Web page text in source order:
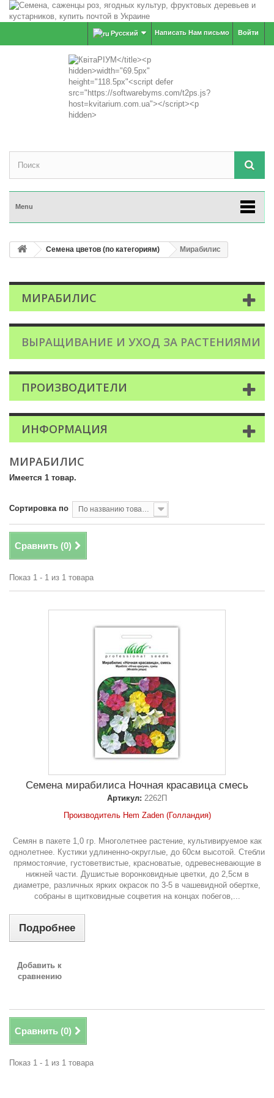
Войти
Написать Нам письмо
Русский
Menu
Семена цветов (по категориям) Мирабилис
МИРАБИЛИС
ВЫРАЩИВАНИЕ И УХОД ЗА РАСТЕНИЯМИ
ПРОИЗВОДИТЕЛИ
ИНФОРМАЦИЯ
МИРАБИЛИС
Имеется 1 товар.
Сортировка по По названию товара, от А до Я
Сравнить (0)
Показ 1 - 1 из 1 товара
Семена мирабилиса Ночная красавица смесь
Артикул: 2262П
Производитель Hem Zaden (Голландия)
Семян в пакете 1,0 гр. Многолетнее растение, культивируемое как
однолетнее. Кустики удлиненно-округлые, до 60см высотой. Стебли
прямостоячие, густоветвистые, красноватые, одревесневающие в
нижней части. Душистые воронковидные цветки, до 2,5см в
диаметре, различных ярких окрасок по 3-5 в чашевидной обертке,
собраны в щитковидные соцветия на концах побегов,...
Подробнее
Добавить к
сравнению
Сравнить (0)
Показ 1 - 1 из 1 товара